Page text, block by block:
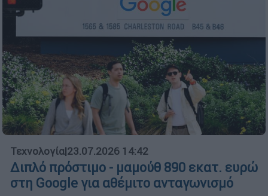
Τεχνολογία|23.07.2026 14:42
Διπλό πρόστιμο - μαμούθ 890 εκατ. ευρώ
στη Google για αθέμιτο ανταγωνισμό